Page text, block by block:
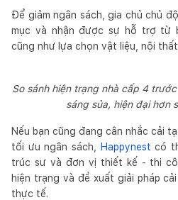
Để giảm ngân sách, gia chủ chủ
mục và nhận được sự hỗ trợ từ
cũng như lựa chọn vật liệu, nội
So sánh hiện trạng nhà cấp 4
sáng sủa, hiện đại hơn
Nếu bạn cũng đang cân nhắc cải
tối ưu ngân sách,
Happynest có
trúc sư và đơn vị thiết kế - thi
hiện trạng và đề xuất giải pháp
thực tế.